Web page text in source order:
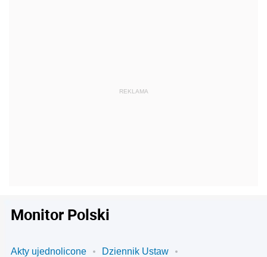
Monitor Polski
Akty ujednolicone
Dziennik Ustaw